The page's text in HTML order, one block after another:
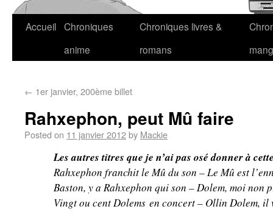
Accueil Chroniques
anime
Chroniques livres &
romans
← 1er janvier, 200ème billet
Rahxephon, peut Mû faire
Posted on 11 janvier 2012by Mackie
Les autres titres que je n’ai pas osé donner à
Rahxephon franchit le Mû du son – Le Mû est
Baston, y a Rahxephon qui son – Dolem, moi non
Vingt ou cent Dolems en concert – Ollin Dolem, il